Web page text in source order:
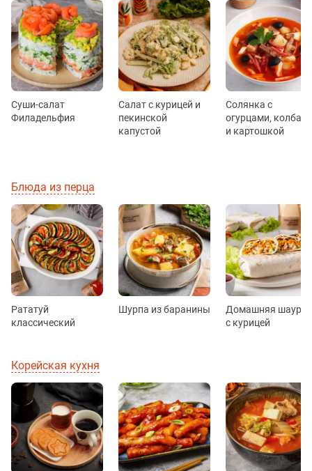
Суши-салат
Филадельфия
Салат с курицей и
пекинской
капустой
Солянка с
огурцами,
и картошкой
Блюда из перца
Рататуй
классический
Шурпа из баранины
Домашняя
с курицей
Корейская кухня